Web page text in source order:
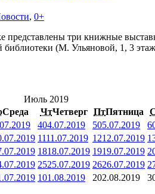
, 0+
библиотеки (М. Ульяновой, 1, 3
Июль 2019
Среда ЧтЧетверг ПтПятница
404.07.2019 505.07.2019 6
1111.07.2019 1212.07.2019
1818.07.2019 1919.07.2019
2525.07.2019 2626.07.2019
101.08.2019 202.08.2019 3